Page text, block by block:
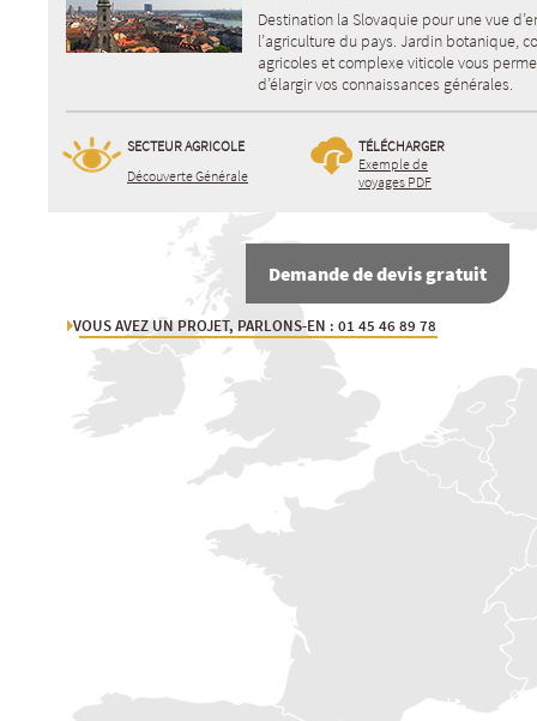
Destination la Slovaquie pour une vue
l’agriculture du pays. Jardin botanique,
agricoles et complexe viticole vous
d’élargir vos connaissances générales.
SECTEUR AGRICOLE
Découverte Générale
TÉLÉCHARGER
Exemple de
voyages PDF
Demande de devis gratuit
VOUS AVEZ UN PROJET, PARLONS-EN : 01 45 46 89 78